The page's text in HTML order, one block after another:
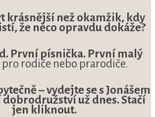
krásnější než okamžik, kdy
že něco opravdu dokáže?
První písnička. První malý
pro rodiče nebo prarodiče.
– vydejte se s Jonášem
už dnes. Stačí
jen kliknout.